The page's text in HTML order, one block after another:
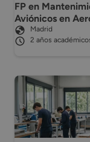
FP en
Aviónicos en
Madrid
2 años